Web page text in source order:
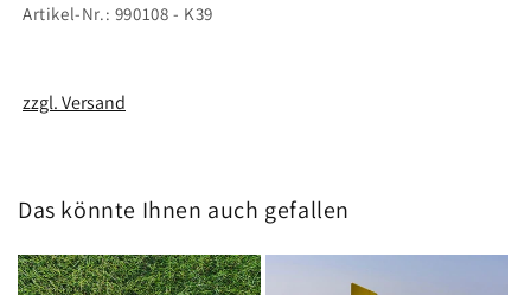
Artikel-Nr.: 990108 - K39
zzgl. Versand
Das könnte Ihnen auch gefallen